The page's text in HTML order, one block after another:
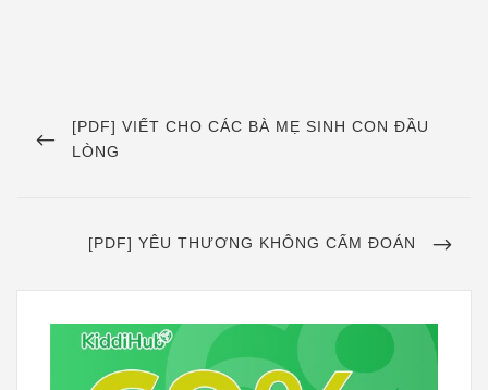
hướngPREVIOUS
POST
[PDF] VIẾT CHO CÁC BÀ MẸ SINH CON ĐẦU
LÒNG
NEXT
[PDF] YÊU THƯƠNG KHÔNG CẤM ĐOÁN